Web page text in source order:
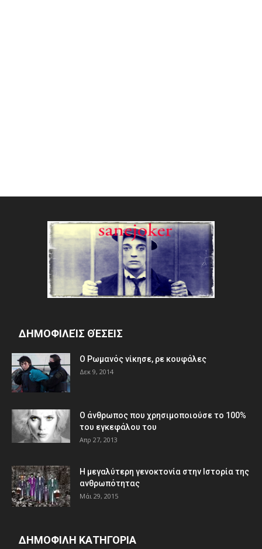
ΔΗΜΟΦΙΛΕΊΣ ΘΈΣΕΙΣ
Ο Ρωμανός νίκησε, ρε κουφάλες
Δεκ 9, 2014
Ο άνθρωπος που χρησιμοποιούσε το 100%
του εγκεφάλου του
Απρ 27, 2013
Η μεγαλύτερη γενοκτονία στην Ιστορία της
ανθρωπότητας
Μάι 29, 2015
ΔΗΜΟΦΙΛΗ ΚΑΤΗΓΟΡΙΑ